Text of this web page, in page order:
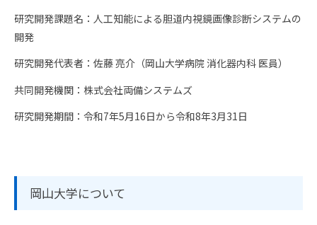
研究開発課題名：人工知能による胆道内視鏡画像診断システムの
開発
研究開発代表者：佐藤 亮介（岡山大学病院 消化器内科 医員）
共同開発機関：株式会社両備システムズ
研究開発期間：令和7年5月16日から令和8年3月31日
岡山大学について